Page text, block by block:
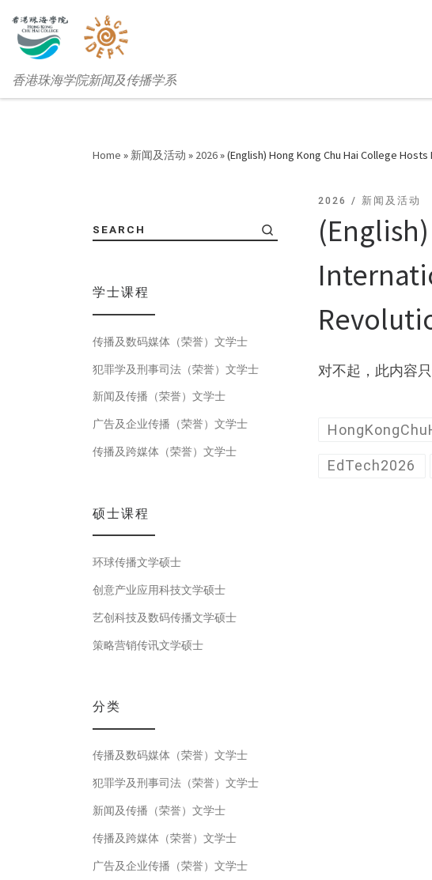
香港珠海学院新闻及传播学系
Home » 新闻及活动 » 2026»(English) Hong Kong Chu Hai College
2026 新闻及活动
对不起，此内容
EdTech2026
SEARCH
学士课程
传播及数码媒体（荣誉）文学士
犯罪学及刑事司法（荣誉）文学士
新闻及传播（荣誉）文学士
广告及企业传播（荣誉）文学士
传播及跨媒体（荣誉）文学士
硕士课程
环球传播文学硕士
创意产业应用科技文学硕士
艺创科技及数码传播文学硕士
策略营销传讯文学硕士
分类
传播及数码媒体（荣誉）文学士
犯罪学及刑事司法（荣誉）文学士
新闻及传播（荣誉）文学士
传播及跨媒体（荣誉）文学士
广告及企业传播（荣誉）文学士